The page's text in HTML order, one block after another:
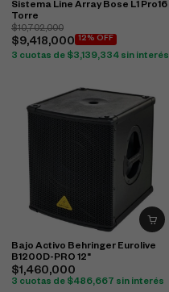
Sistema Line Array Bose L1 Pro16
Torre
$10,702,000
$9,418,000 12% OFF
3 cuotas de $3,139,334 sin interés
Bajo Activo Behringer Eurolive
B1200D-PRO 12"
$1,460,000
3 cuotas de $486,667 sin interés